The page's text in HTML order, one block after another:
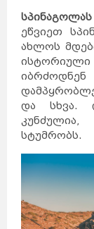
ეწვიეთ
ახლოს
და სხვა.
სტუმრობს.